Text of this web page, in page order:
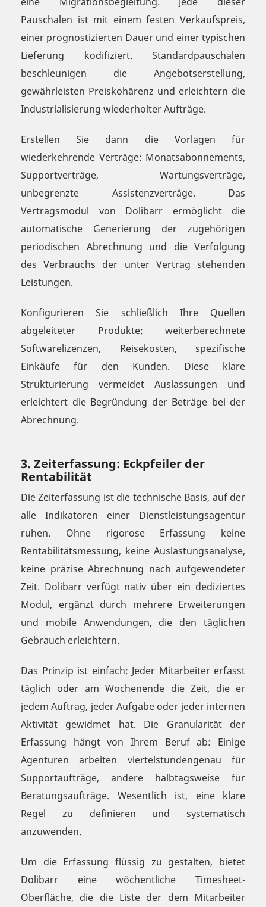
Pauschalen ist mit einem festen Verkaufspreis,
einer prognostizierten Dauer und einer typischen
Lieferung kodifiziert. Standardpauschalen
beschleunigen die Angebotserstellung,
gewährleisten Preiskohärenz und erleichtern die
Industrialisierung wiederholter Aufträge.
Erstellen Sie dann die Vorlagen für
wiederkehrende Verträge: Monatsabonnements,
Supportverträge, Wartungsverträge,
unbegrenzte Assistenzverträge. Das
Vertragsmodul von Dolibarr ermöglicht die
automatische Generierung der zugehörigen
periodischen Abrechnung und die Verfolgung
des Verbrauchs der unter Vertrag stehenden
Leistungen.
Konfigurieren Sie schließlich Ihre Quellen
abgeleiteter Produkte: weiterberechnete
Softwarelizenzen, Reisekosten, spezifische
Einkäufe für den Kunden. Diese klare
Strukturierung vermeidet Auslassungen und
erleichtert die Begründung der Beträge bei der
Abrechnung.
3. Zeiterfassung: Eckpfeiler der
Rentabilität
Die Zeiterfassung ist die technische Basis, auf der
alle Indikatoren einer Dienstleistungsagentur
ruhen. Ohne rigorose Erfassung keine
Rentabilitätsmessung, keine Auslastungsanalyse,
keine präzise Abrechnung nach aufgewendeter
Zeit. Dolibarr verfügt nativ über ein dediziertes
Modul, ergänzt durch mehrere Erweiterungen
und mobile Anwendungen, die den täglichen
Gebrauch erleichtern.
Das Prinzip ist einfach: Jeder Mitarbeiter erfasst
täglich oder am Wochenende die Zeit, die er
jedem Auftrag, jeder Aufgabe oder jeder internen
Aktivität gewidmet hat. Die Granularität der
Erfassung hängt von Ihrem Beruf ab: Einige
Agenturen arbeiten viertelstundengenau für
Supportaufträge, andere halbtagsweise für
Beratungsaufträge. Wesentlich ist, eine klare
Regel zu definieren und systematisch
anzuwenden.
Um die Erfassung flüssig zu gestalten, bietet
Dolibarr eine wöchentliche Timesheet-
Oberfläche, die die Liste der dem Mitarbeiter